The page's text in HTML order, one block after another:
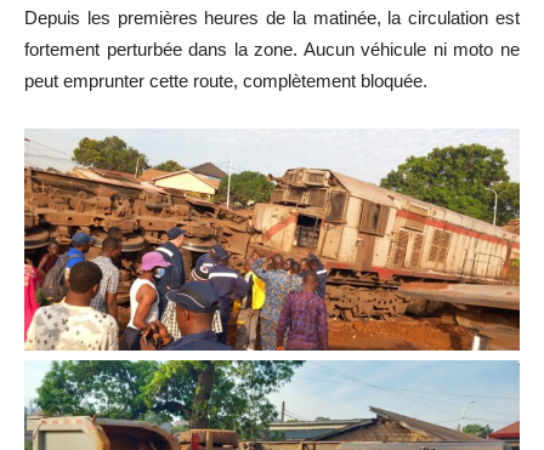
Depuis les premières heures de la matinée, la circulation est
fortement perturbée dans la zone. Aucun véhicule ni moto ne
peut emprunter cette route, complètement bloquée.